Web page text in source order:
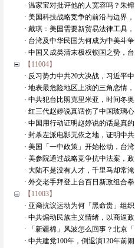
· 温家宝对批评他的人宽容吗？朱镕
· 美国科技战略竞争的前沿与边界，
· 戴琪：美国需要新贸易法律工具，
· 台湾及中华民国为何成为中美斗争
· 中国又成类清末极权锁国之势，台
【11004】
· 反习势力中共20大决战，习近平中
· 地表最危险地区上演的三角恋情，
· 中共犯台比照克里米亚，时间冬奥
· 红三代赵婷说真话伤了中国玻璃心
· 中国用行动证明赵婷说的话是真的
· 封杀左派电影无依之地，证明中共
· 美国「一中政策」开始松动，台湾
· 美参院通过战略竞争抗中法案，政
· 大陆不是没有人才，千里马却常淹
· 外交老手拜登上台百日新政组合拳
【11003】
· 亚裔抗议运动为何「黑命贵」组织
· 中共煽动民族主义情绪，以商逼政
· 「新疆棉」风波怎么回事？北京「
· 中共建党100年，倒退演120年前闹